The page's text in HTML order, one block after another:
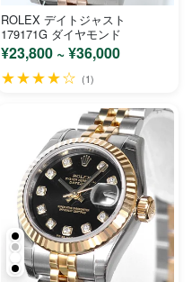
ROLEX デイトジャスト
179171G ダイヤモンド
¥23,800 ~ ¥36,000
★★★★☆ (1)